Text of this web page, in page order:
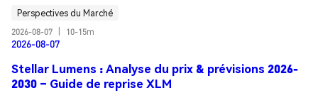
Perspectives du Marché
2026-08-07
10-15m
2026-08-07
Stellar Lumens : Analyse du prix & prévisions 2026-
2030 – Guide de reprise XLM